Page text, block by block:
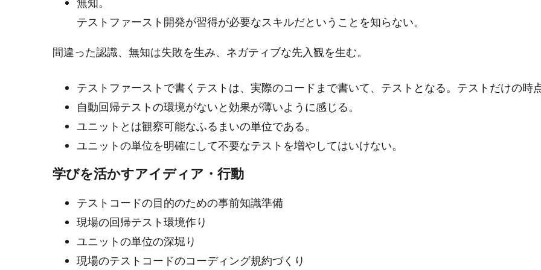
無知。
テストファースト開発が習得が必要なスキルだということを知らない。
間違った認識、無知は失敗を生み、ネガティブな先入観を生む。
テストファーストで書くテストは、実際のコードまで書いて、テストとなる。テストだけの
自動回帰テストの環境がないと効果が薄いように感じる。
ユニットとは観察可能なふるまいの単位である。
ユニットの単位を明確にして不要なテストを増やしてはいけない。
学びを活かすアイディア・行動
テストコードの目的のための事前知識準備
現場の回帰テスト環境作り
ユニットの単位の深堀り
現場のテストコードのコーディング規約づくり